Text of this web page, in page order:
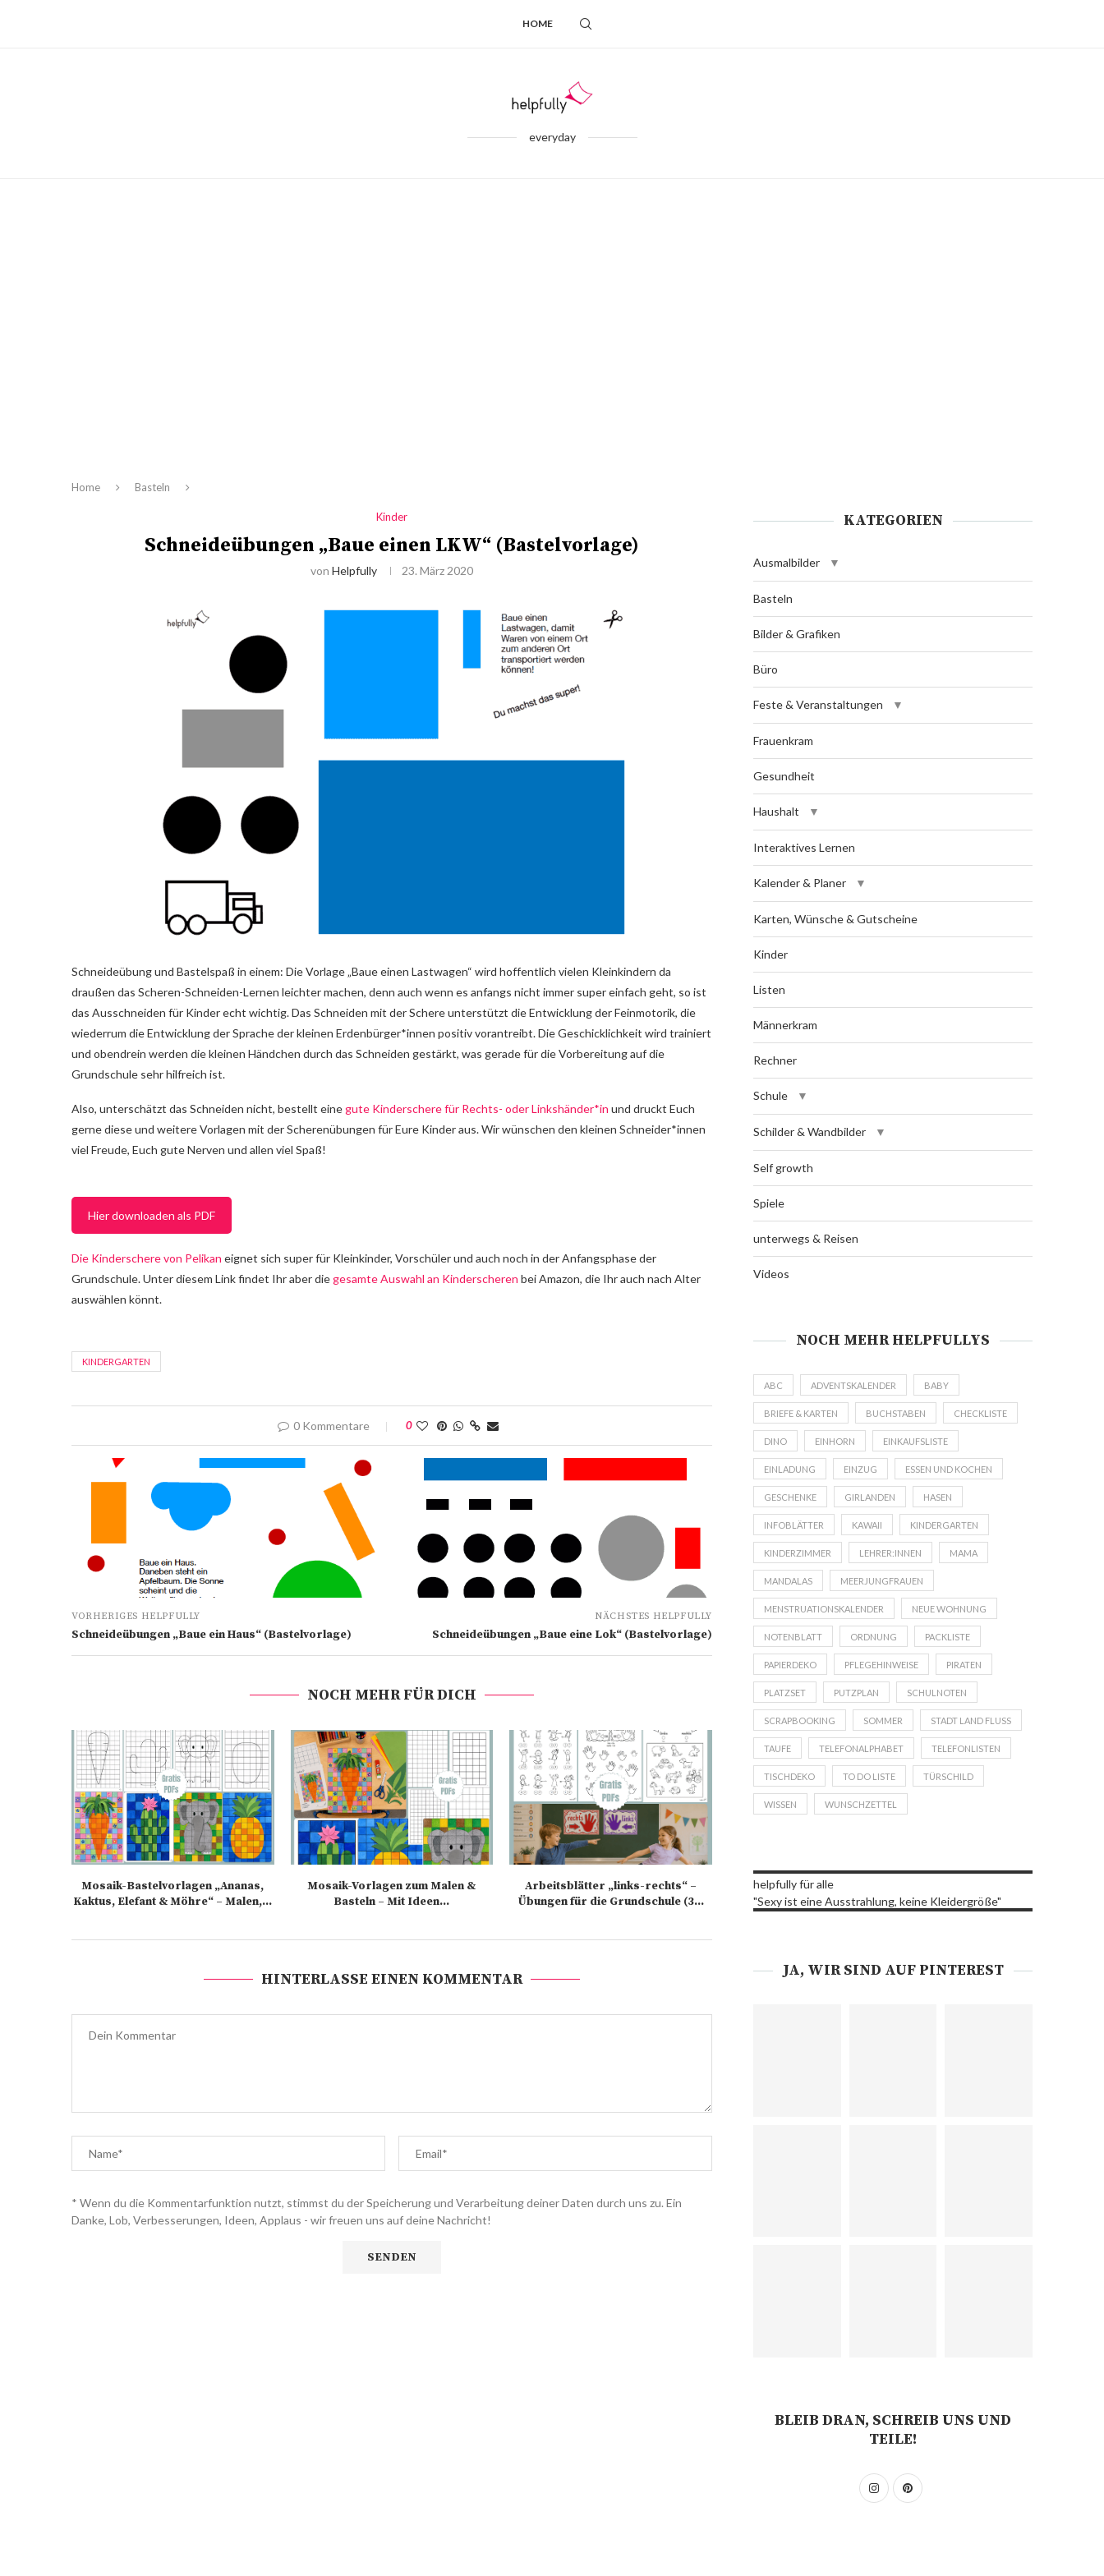
HOME
everyday
Home Basteln
Kinder
Schneideübungen „Baue einen LKW“ (Bastelvorlage)
von Helpfully 23. März 2020
Schneideübung und Bastelspaß in einem: Die Vorlage „Baue einen Lastwagen“ wird hoffentlich vielen Kleinkindern da
draußen das Scheren-Schneiden-Lernen leichter machen, denn auch wenn es anfangs nicht immer super einfach geht, so ist
das Ausschneiden für Kinder echt wichtig. Das Schneiden mit der Schere unterstützt die Entwicklung der Feinmotorik, die
wiederrum die Entwicklung der Sprache der kleinen Erdenbürger*innen positiv vorantreibt. Die Geschicklichkeit wird trainiert
und obendrein werden die kleinen Händchen durch das Schneiden gestärkt, was gerade für die Vorbereitung auf die
Grundschule sehr hilfreich ist.
Also, unterschätzt das Schneiden nicht, bestellt einegute Kinderschere für Rechts- oder Linkshänder*in und druckt Euch
gerne diese und weitere Vorlagen mit der Scherenübungen für Eure Kinder aus. Wir wünschen den kleinen Schneider*innen
viel Freude, Euch gute Nerven und allen viel Spaß!
Hier downloaden als PDF
Die Kinderschere von Pelikan eignet sich super für Kleinkinder, Vorschüler und auch noch in der Anfangsphase der
Grundschule. Unter diesem Link findet Ihr aber diegesamte Auswahl an Kinderscheren bei Amazon, die Ihr auch nach Alter
auswählen könnt.
KINDERGARTEN
0 Kommentare 0
VORHERIGES HELPFULLY
Schneideübungen „Baue ein Haus“ (Bastelvorlage)
NÄCHSTES HELPFULLY
Schneideübungen „Baue eine Lok“ (Bastelvorlage)
NOCH MEHR FÜR DICH
Mosaik-Bastelvorlagen „Ananas,
Kaktus, Elefant & Möhre“ – Malen,...
Mosaik-Vorlagen zum Malen &
Basteln – Mit Ideen...
Arbeitsblätter „links-rechts“ –
Übungen für die Grundschule (3...
HINTERLASSE EINEN KOMMENTAR
* Wenn du die Kommentarfunktion nutzt, stimmst du der Speicherung und Verarbeitung deiner Daten durch uns zu. Ein
Danke, Lob, Verbesserungen, Ideen, Applaus - wir freuen uns auf deine Nachricht!
KATEGORIEN
Ausmalbilder
Basteln
Bilder & Grafiken
Büro
Feste & Veranstaltungen
Frauenkram
Gesundheit
Haushalt
Interaktives Lernen
Kalender & Planer
Karten, Wünsche & Gutscheine
Kinder
Listen
Männerkram
Rechner
Schule
Schilder & Wandbilder
Self growth
Spiele
unterwegs & Reisen
Videos
NOCH MEHR HELPFULLYS
ABC ADVENTSKALENDER BABY
BRIEFE & KARTEN BUCHSTABEN CHECKLISTE
DINO EINHORN EINKAUFSLISTE
EINLADUNG EINZUG ESSEN UND KOCHEN
GESCHENKE GIRLANDEN HASEN
INFOBLÄTTER KAWAII KINDERGARTEN
KINDERZIMMER LEHRER:INNEN MAMA
MANDALAS MEERJUNGFRAUEN
MENSTRUATIONSKALENDER NEUE WOHNUNG
NOTENBLATT ORDNUNG PACKLISTE
PAPIERDEKO PFLEGEHINWEISE PIRATEN
PLATZSET PUTZPLAN SCHULNOTEN
SCRAPBOOKING SOMMER STADT LAND FLUSS
TAUFE TELEFONALPHABET TELEFONLISTEN
TISCHDEKO TO DO LISTE TÜRSCHILD
WISSEN WUNSCHZETTEL
helpfully für alle
"Sexy ist eine Ausstrahlung, keine Kleidergröße"
JA, WIR SIND AUF PINTEREST
BLEIB DRAN, SCHREIB UNS UND
TEILE!